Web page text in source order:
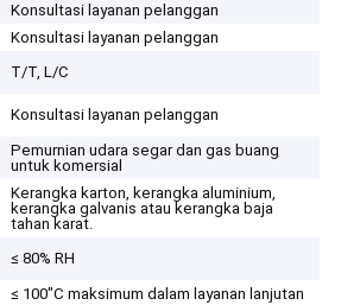
Konsultasi layanan pelanggan
Konsultasi layanan pelanggan
T/T, L/C
Konsultasi layanan pelanggan
Pemurnian udara segar dan gas buang
untuk komersial
Kerangka karton, kerangka aluminium,
kerangka galvanis atau kerangka baja
tahan karat.
≤ 80% RH
≤ 100"C maksimum dalam layanan lanjutan